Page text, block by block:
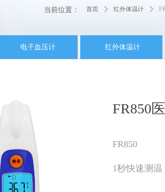
FR850
当前位置： 首页 ꄲ 红外体温计 ꄲ
电子血压计 红外体温计
FR850
1秒快速测